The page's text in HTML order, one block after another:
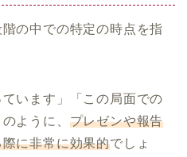
の中での特定の時点を指
います」「この局面での
ように、 プレゼンや報告
に非常に効果的でしょ